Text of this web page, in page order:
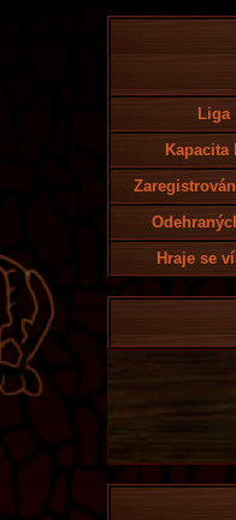
Liga
Kapacita
Hraje se